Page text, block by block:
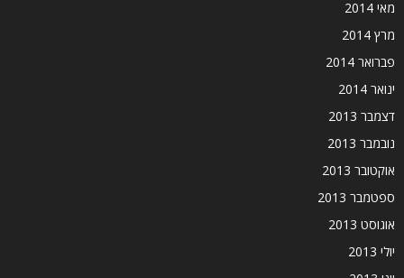
מאי 2014
מרץ 2014
פברואר 2014
ינואר 2014
דצמבר 2013
נובמבר 2013
אוקטובר 2013
ספטמבר 2013
אוגוסט 2013
יולי 2013